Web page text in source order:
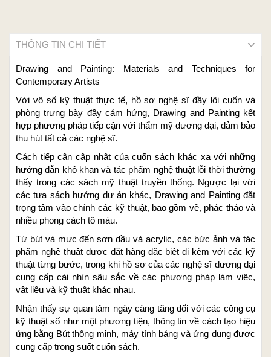
THÔNG TIN CHI TIẾT
Drawing and Painting: Materials and Techniques for
Contemporary Artists
Với vô số kỹ thuật thực tế, hồ sơ nghệ sĩ đầy lôi cuốn và
phòng trưng bày đầy cảm hứng, Drawing and Painting kết
hợp phương pháp tiếp cận với thẩm mỹ đương đại, đảm bảo
thu hút tất cả các nghệ sĩ.
Cách tiếp cận cập nhật của cuốn sách khác xa với những
hướng dẫn khô khan và tác phẩm nghệ thuật lỗi thời thường
thấy trong các sách mỹ thuật truyền thống. Ngược lại với
các tựa sách hướng dự án khác, Drawing and Painting đặt
trọng tâm vào chính các kỹ thuật, bao gồm vẽ, phác thảo và
nhiều phong cách tô màu.
Từ bút và mực đến sơn dầu và acrylic, các bức ảnh và tác
phẩm nghệ thuật được đặt hàng đặc biệt đi kèm với các kỹ
thuật từng bước, trong khi hồ sơ của các nghệ sĩ đương đại
cung cấp cái nhìn sâu sắc về các phương pháp làm việc,
vật liệu và kỹ thuật khác nhau.
Nhận thấy sự quan tâm ngày càng tăng đối với các công cụ
kỹ thuật số như một phương tiện, thông tin về cách tạo hiệu
ứng bằng Bút thông minh, máy tính bảng và ứng dụng được
cung cấp trong suốt cuốn sách.